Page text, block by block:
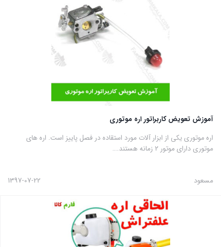
آموزش تعویض کاربراتور اره موتوری
اره موتوری یکی از ابزار آلات مورد استقاده در فصل پاییز است. اره های
موتوری دارای موتور 2 زمانه هستند.…
مسعود 1397-07-22